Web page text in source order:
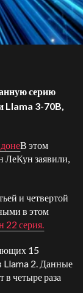
серию
Llama 3-70B,
В этом
ЛеКун заявили,
и четвертой
в этом
22 серия.
15
Llama 2. Данные
в четыре раза